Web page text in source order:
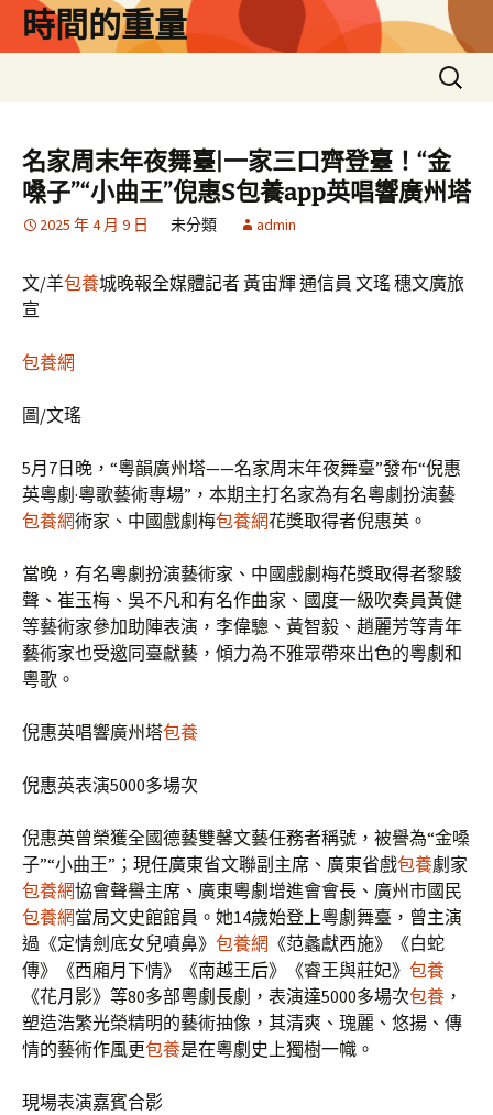
時間的重量
搜
尋
鍵
字:
名家周末年夜舞臺|一家三口齊登臺！“金
嗓子”“小曲王”倪惠S包養app英唱響廣州塔
2025 年 4 月 9 日 未分類 admin
文/羊包養城晚報全媒體記者 黃宙輝 通信員 文瑤 穗文廣旅
宣
包養網
圖/文瑤
5月7日晚，“粵韻廣州塔——名家周末年夜舞臺”發布“倪惠
英粵劇·粵歌藝術專場”，本期主打名家為有名粵劇扮演藝
包養網術家、中國戲劇梅包養網花獎取得者倪惠英。
當晚，有名粵劇扮演藝術家、中國戲劇梅花獎取得者黎駿
聲、崔玉梅、吳不凡和有名作曲家、國度一級吹奏員黃健
等藝術家參加助陣表演，李偉驄、黃智毅、趙麗芳等青年
藝術家也受邀同臺獻藝，傾力為不雅眾帶來出色的粵劇和
粵歌。
倪惠英唱響廣州塔包養
倪惠英表演5000多場次
倪惠英曾榮獲全國德藝雙馨文藝任務者稱號，被譽為“金嗓
子”“小曲王”；現任廣東省文聯副主席、廣東省戲包養劇家
包養網協會聲譽主席、廣東粵劇增進會會長、廣州市國民
包養網當局文史館館員。她14歲始登上粵劇舞臺，曾主演
過《定情劍底女兒噴鼻》 包養網 《范蠡獻西施》《白蛇
傳》《西廂月下情》《南越王后》《睿王與莊妃》 包養
《花月影》等80多部粵劇長劇，表演達5000多場次包養 ，
塑造浩繁光榮精明的藝術抽像，其清爽、瑰麗、悠揚、傳
情的藝術作風更包養是在粵劇史上獨樹一幟。
現場表演嘉賓合影